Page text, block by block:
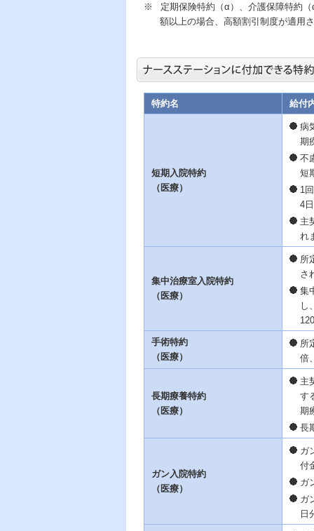
※
定期保険特約（α）、介護保障特約
額以上の場合、高額割引制度が適用
特約名 給付
短期入院特約
（医療）
病
期
不
短
1
4
主
れ
集中治療室入院特約
（医療）
所
さ
集
し
手術特約
（医療）
所
倍
長期療養特約
（医療）
主
す
期
長
ガン入院特約
（医療）
ガ
付
ガ
ガ
日